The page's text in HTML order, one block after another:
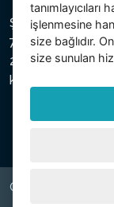
Şirket, Prag Şehir
74759 numaralı
26150808 ve
kayıtlıdır.
Copyright © 2026
tanımlayıcıları
işlenmesine
size bağlıdır.
size sunulan